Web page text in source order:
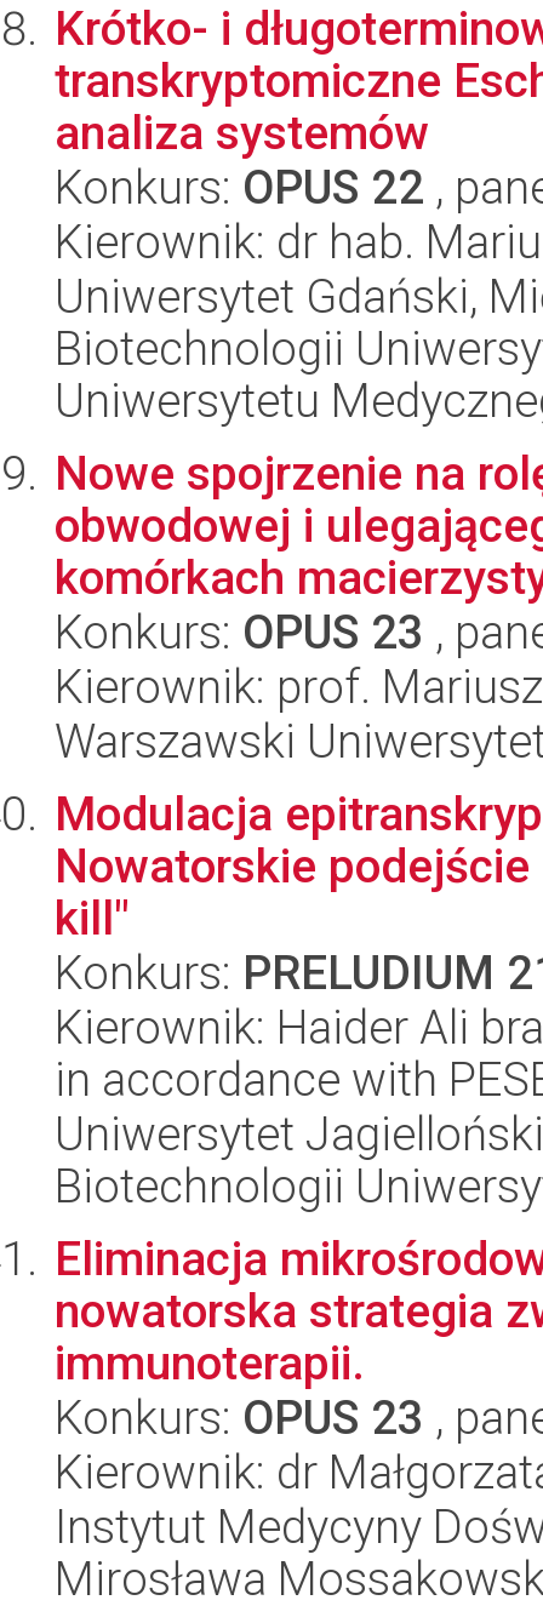
Krótko- i
transkryptomiczne
analiza systemów
Konkurs: OPUS 22 ,
Kierownik: dr hab.
Uniwersytet Gdański,
Biotechnologii
Uniwersytetu
Nowe spojrzenie na
obwodowej i
komórkach
Konkurs: OPUS 23 ,
Kierownik: prof.
Warszawski
Modulacja
Nowatorskie
kill"
Konkurs: PRELUDIUM
Kierownik: Haider Ali
in accordance with
Uniwersytet
Biotechnologii
Eliminacja
nowatorska strategia
immunoterapii.
Konkurs: OPUS 23 ,
Kierownik: dr
Instytut Medycyny
Mirosława